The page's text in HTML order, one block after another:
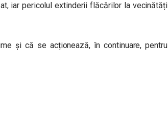
iar pericolul extinderii flăcărilor la vecinătăți
și că se acționează, în continuare, pentru